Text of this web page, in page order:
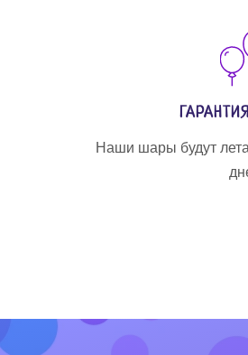
Наши шары будут